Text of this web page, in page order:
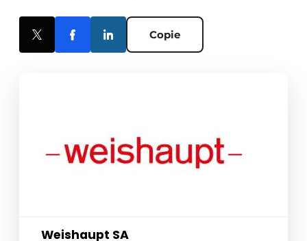
Copie
Weishaupt SA